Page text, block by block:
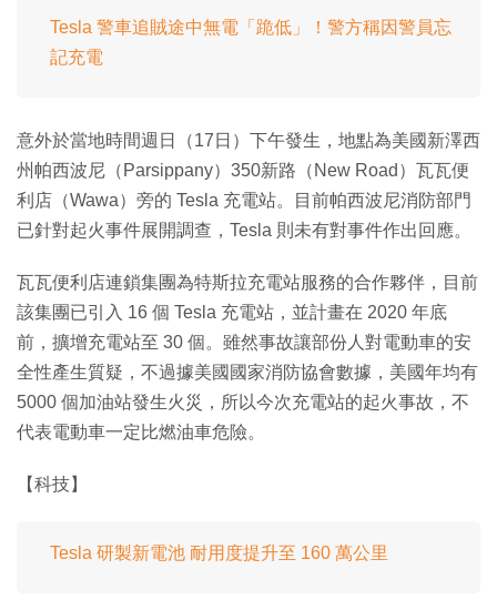
Tesla 警車追賊途中無電「跪低」！警方稱因警員忘
記充電
意外於當地時間週日（17日）下午發生，地點為美國新澤西
州帕西波尼（Parsippany）350新路（New Road）瓦瓦便
利店（Wawa）旁的 Tesla 充電站。目前帕西波尼消防部門
已針對起火事件展開調查，Tesla 則未有對事件作出回應。
瓦瓦便利店連鎖集團為特斯拉充電站服務的合作夥伴，目前
該集團已引入 16 個 Tesla 充電站，並計畫在 2020 年底
前，擴增充電站至 30 個。雖然事故讓部份人對電動車的安
全性產生質疑，不過據美國國家消防協會數據，美國年均有
5000 個加油站發生火災，所以今次充電站的起火事故，不
代表電動車一定比燃油車危險。
【科技】
Tesla 研製新電池 耐用度提升至 160 萬公里